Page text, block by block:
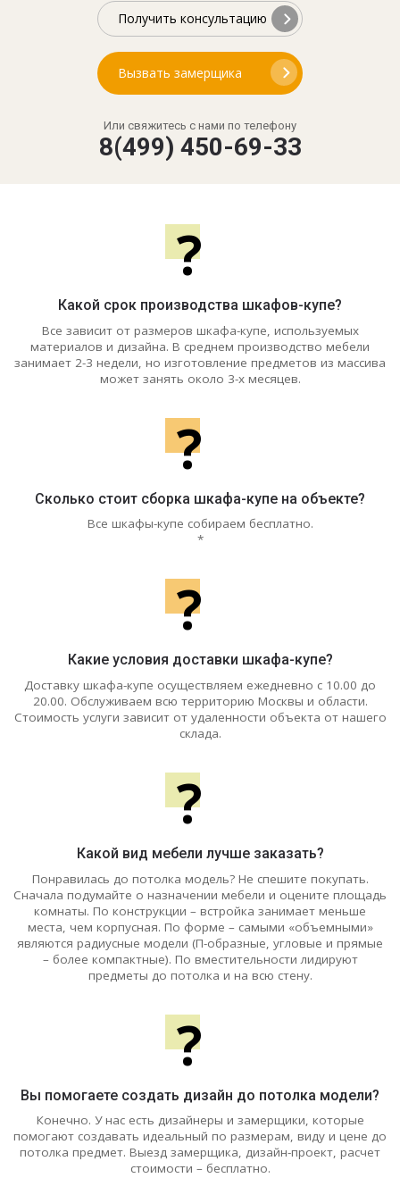
Получить консультацию
Вызвать замерщика
Или свяжитесь с нами по телефону
8(499) 450-69-33
?
Какой срок производства шкафов-купе?
Все зависит от размеров шкафа-купе, используемых
материалов и дизайна. В среднем производство мебели
занимает 2-3 недели, но изготовление предметов из массива
может занять около 3-х месяцев.
?
Сколько стоит сборка шкафа-купе на объекте?
Все шкафы-купе собираем бесплатно.
*
?
Какие условия доставки шкафа-купе?
Доставку шкафа-купе осуществляем ежедневно с 10.00 до
20.00. Обслуживаем всю территорию Москвы и области.
Стоимость услуги зависит от удаленности объекта от нашего
склада.
?
Какой вид мебели лучше заказать?
Понравилась до потолка модель? Не спешите покупать.
Сначала подумайте о назначении мебели и оцените площадь
комнаты. По конструкции – встройка занимает меньше
места, чем корпусная. По форме – самыми «объемными»
являются радиусные модели (П-образные, угловые и прямые
– более компактные). По вместительности лидируют
предметы до потолка и на всю стену.
?
Вы помогаете создать дизайн до потолка модели?
Конечно. У нас есть дизайнеры и замерщики, которые
помогают создавать идеальный по размерам, виду и цене до
потолка предмет. Выезд замерщика, дизайн-проект, расчет
стоимости – бесплатно.